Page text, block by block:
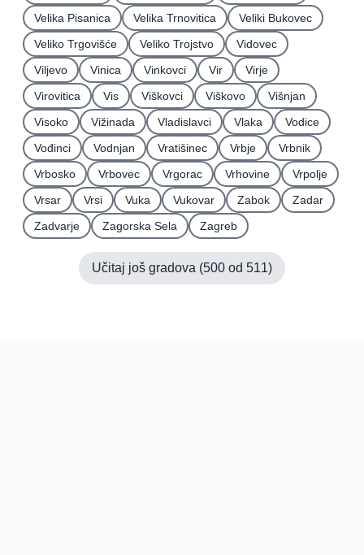
Velika Pisanica
Velika Trnovitica
Veliki Bukovec
Veliko Trgovišće
Veliko Trojstvo
Vidovec
Viljevo
Vinica Vinkovci Vir
Virje
Virovitica
Vis Viškovci Viškovo
Višnjan
Visoko
Vižinada Vladislavci Vlaka
Vodice
Vođinci
Vodnjan Vratišinec Vrbje
Vrbnik
Vrbosko
Vrbovec Vrgorac Vrhovine
Vrpolje
Vrsar
Vrsi Vuka Vukovar Zabok
Zadar
Zadvarje
Zagorska Sela Zagreb
Učitaj još gradova (500 od 511)